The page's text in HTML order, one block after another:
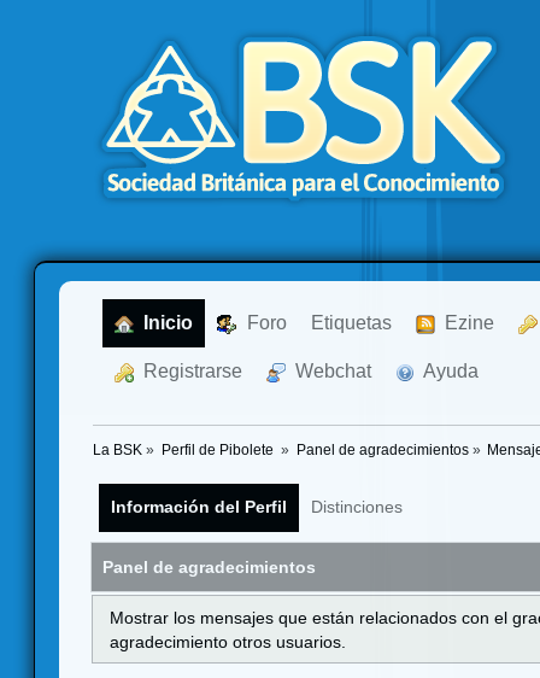
Inicio Foro Etiquetas Ezine
Registrarse Webchat Ayuda
La BSK » Perfil de Pibolete » Panel de agradecimientos»
Información del Perfil Distinciones
Panel de agradecimientos
Mostrar los mensajes que están relacionados con el
agradecimiento otros usuarios.